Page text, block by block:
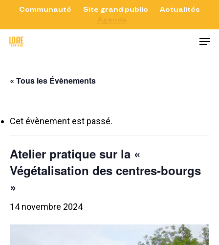
main
Communauté Site grand public
Actualités
« Tous les Évènements
Cet évènement est passé.
Atelier pratique sur la «
Végétalisation des centres-bourgs
»
14 novembre 2024
Close
Menu